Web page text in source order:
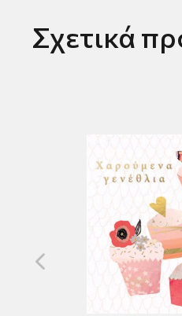
Σχετικά